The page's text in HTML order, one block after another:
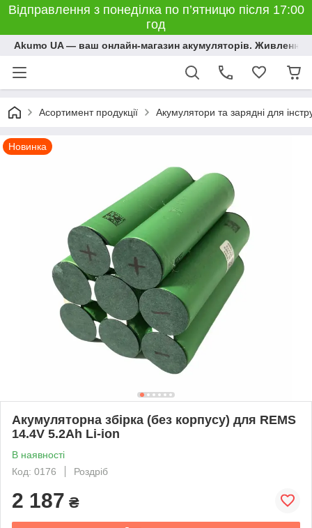
Відправлення з понеділка по п’ятницю після 17:00
год
Akumo UA — ваш онлайн-магазин акумуляторів. Живлення,
Асортимент продукції Акумулятори та зарядні для
Новинка
Акумуляторна збірка (без корпусу) для REMS
14.4V 5.2Ah Li-ion
В наявності
Код: 0176
Роздріб
2 187 ₴